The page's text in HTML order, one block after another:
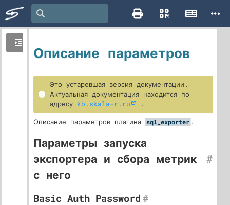
Описание параметров
Это устаревшая версия документации.
Актуальная документация находится по
адресу kb.skala-r.ru
.
Описание параметров плагина
sql_exporter .
Параметры запуска
экспортера и сбора метрик
с него
#
Basic Auth Password #